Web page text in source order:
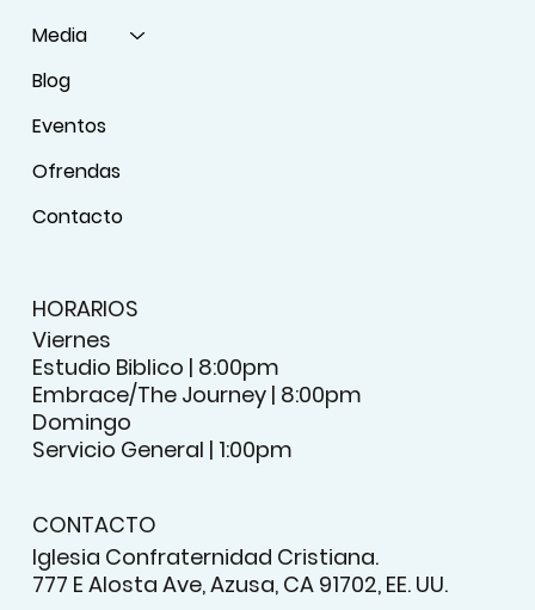
Media
Blog
Eventos
Ofrendas
Contacto
HORARIOS
Viernes
Estudio Biblico | 8:00pm
Embrace/The Journey | 8:00pm
Domingo
Servicio General | 1:00pm
CONTACTO
Iglesia Confraternidad Cristiana.
777 E Alosta Ave, Azusa, CA 91702, EE. UU.